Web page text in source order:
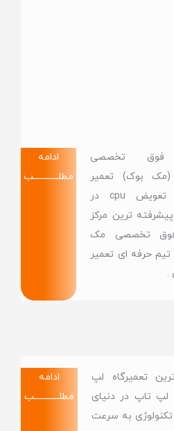
فوق تخصصی
macbook (مک بوک) تعمیر
مک بوک تعویض cpu در
ترین مرکز
فوق تخصصی مک
حرفه ای تعمیر
.
ادامه
مطلــــــــــــب
تعمیرگاه لپ
لپ تاپ در دنیای
به سرعت
ادامه
مطلــــــــــــب